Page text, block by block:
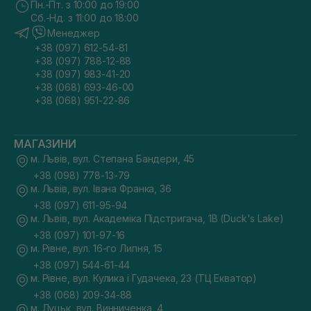
Пн.-Пт. з 10:00 до 19:00
Сб.-Нд. з 11:00 до 18:00
Менеджер
+38 (097) 612-54-81
+38 (097) 788-12-88
+38 (097) 983-41-20
+38 (068) 693-46-00
+38 (068) 951-22-86
МАГАЗИНИ
м. Львів, вул. Степана Бандери, 45
+38 (098) 778-13-79
м. Львів, вул. Івана Франка, 36
+38 (097) 611-95-94
м. Львів, вул. Академіка Підстригача, 1В (Duck's Lake)
+38 (097) 101-97-16
м. Рівне, вул. 16-го Липня, 15
+38 (097) 544-61-44
м. Рівне, вул. Кулика і Гудачека, 23 (ТЦ Екватор)
+38 (068) 209-34-88
м. Луцьк, вул. Винниченка, 4